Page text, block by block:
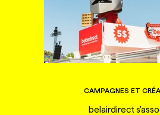
CAMPAGNES ET
belairdirect